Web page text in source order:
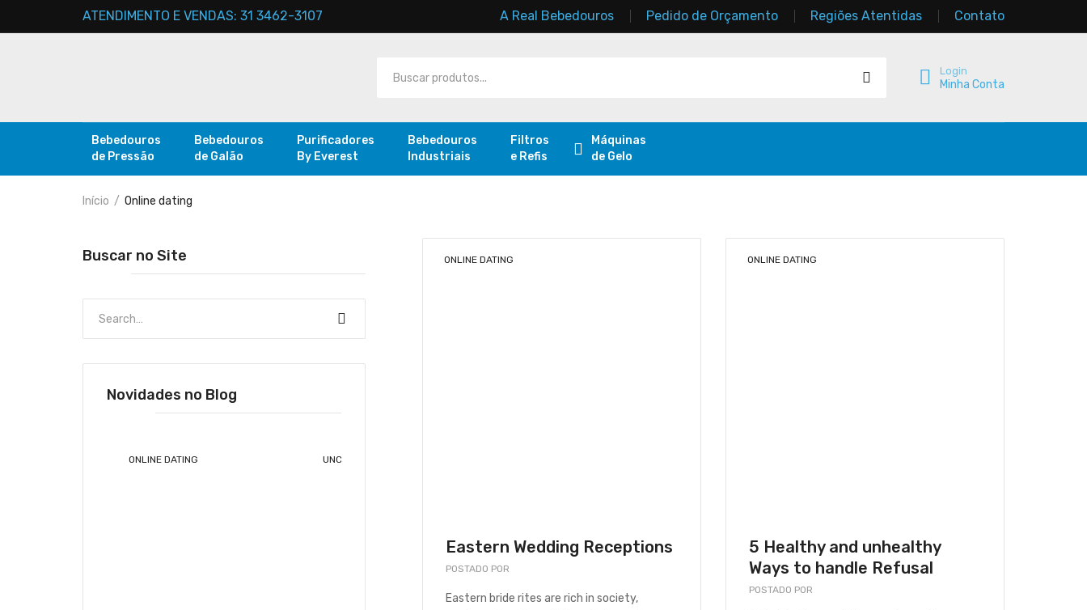
ATENDIMENTO E VENDAS: 31 3462-3107 A Real Bebedouros Pedido de Orçamento Regiões Atentidas Contato
Login
Minha Conta
Bebedouros
de Pressão
Bebedouros
de Galão
Purificadores
By Everest
Bebedouros
Industriais
Filtros
e Refis
Máquinas
de Gelo
Início Online dating
ONLINE DATING
Eastern Wedding Receptions
POSTADO POR
Eastern bride rites are rich in society,
ONLINE DATING
5 Healthy and unhealthy
Ways to handle Refusal
POSTADO POR
Buscar no Site
Novidades no Blog
ONLINE DATING UNCATEGORIZED